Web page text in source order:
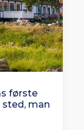
første
sted, man